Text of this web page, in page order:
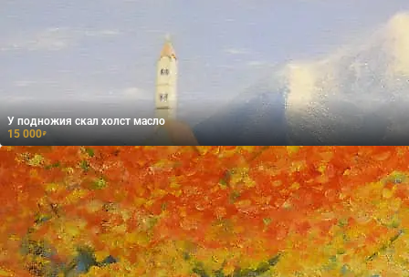
У подножия скал холст масло
15 000₽